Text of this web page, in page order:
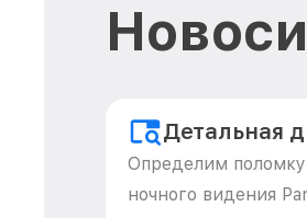
Детальная
Определим
ночного видения